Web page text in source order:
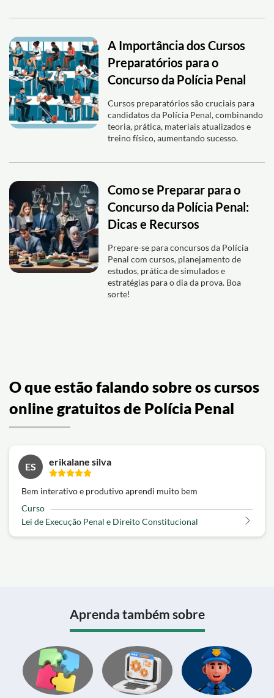
A Importância dos Cursos
Preparatórios para o
Concurso da Polícia Penal
Cursos preparatórios são cruciais para
candidatos da Polícia Penal, combinando
teoria, prática, materiais atualizados e
treino físico, aumentando sucesso.
Como se Preparar para o
Concurso da Polícia Penal:
Dicas e Recursos
Prepare-se para concursos da Polícia
Penal com cursos, planejamento de
estudos, prática de simulados e
estratégias para o dia da prova. Boa
sorte!
O que estão falando sobre os cursos
online gratuitos de Polícia Penal
ES erikalane silva
Bem interativo e produtivo aprendi muito bem
Curso
Lei de Execução Penal e Direito Constitucional
Aprenda também sobre